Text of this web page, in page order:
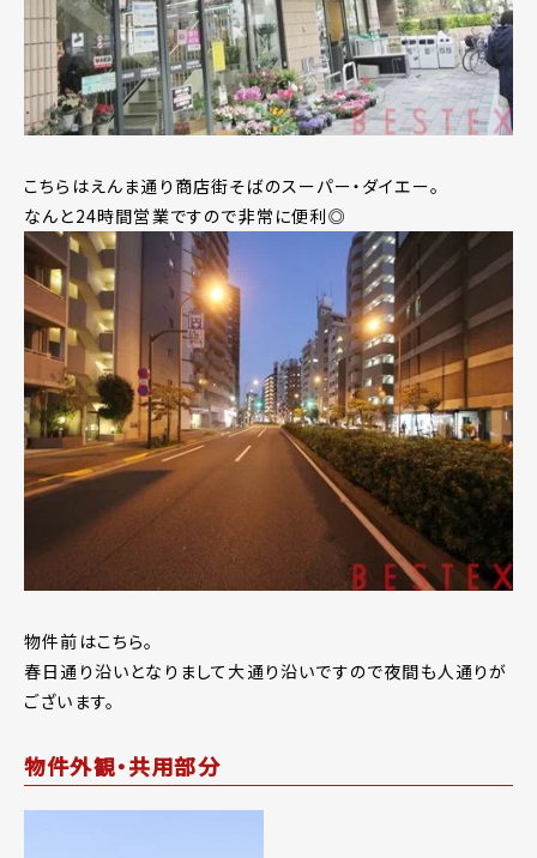
こちらはえんま通り商店街そばのスーパー・ダイエー。
なんと24時間営業ですので非常に便利◎
物件前はこちら。
春日通り沿いとなりまして大通り沿いですので夜間も人通りが
ございます。
物件外観・共用部分